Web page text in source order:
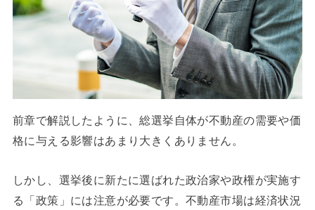
前章で解説したように、総選挙自体が不動産の需要や価
格に与える影響はあまり大きくありません。
しかし、選挙後に新たに選ばれた政治家や政権が実施す
る「政策」には注意が必要です。不動産市場は経済状況